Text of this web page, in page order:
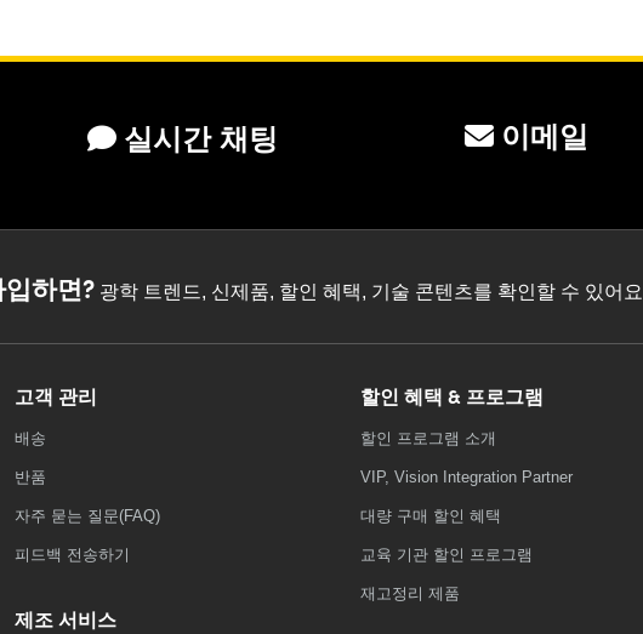
실시간 채팅 이메일
하면?광학 트렌드, 신제품, 할인 혜택, 기술 콘텐츠를 확인할 수 있어요
고객 관리
배송
반품
자주 묻는 질문(FAQ)
피드백 전송하기
제조 서비스
할인 혜택 & 프로그램
할인 프로그램 소개
VIP, Vision Integration Partner
대량 구매 할인 혜택
교육 기관 할인 프로그램
재고정리 제품